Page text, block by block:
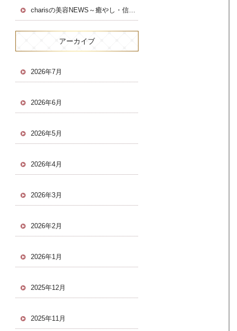
charisの美容NEWS～癒やし・信頼・継続サポート～
アーカイブ
2026年7月
2026年6月
2026年5月
2026年4月
2026年3月
2026年2月
2026年1月
2025年12月
2025年11月